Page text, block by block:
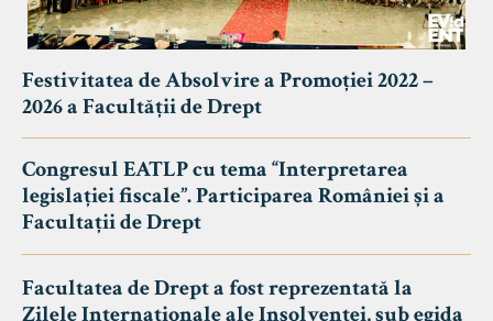
Festivitatea de Absolvire a Promoției 2022 –
2026 a Facultății de Drept
Congresul EATLP cu tema “Interpretarea
legislației fiscale”. Participarea României și a
Facultații de Drept
Facultatea de Drept a fost reprezentată la
Zilele Internaționale ale Insolvenței, sub egida